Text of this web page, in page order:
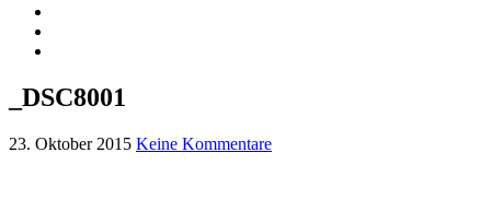
_DSC8001
23. Oktober 2015 Keine Kommentare